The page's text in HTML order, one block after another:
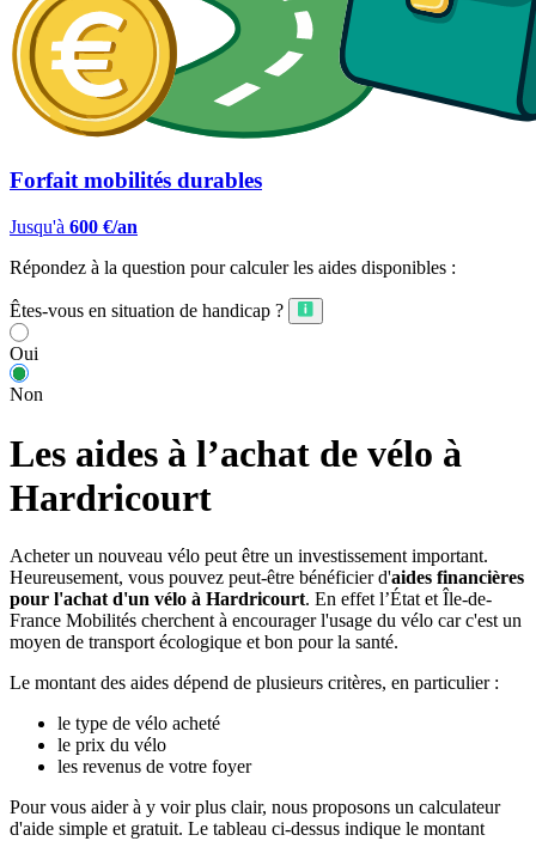
Forfait mobilités durables
Jusqu'à 600 €/an
Répondez à la question pour calculer les aides disponibles :
Êtes-vous en situation de handicap ?
Oui
Non
Les aides à l’achat de vélo à
Hardricourt
Acheter un nouveau vélo peut être un investissement important.
Heureusement, vous pouvez peut-être bénéficier d'aides financières
pour l'achat d'un vélo à Hardricourt. En effet l’État et Île-de-
France Mobilités cherchent à encourager l'usage du vélo car c'est un
moyen de transport écologique et bon pour la santé.
Le montant des aides dépend de plusieurs critères, en particulier :
le type de vélo acheté
le prix du vélo
les revenus de votre foyer
Pour vous aider à y voir plus clair, nous proposons un calculateur
d'aide simple et gratuit. Le tableau ci-dessus indique le montant